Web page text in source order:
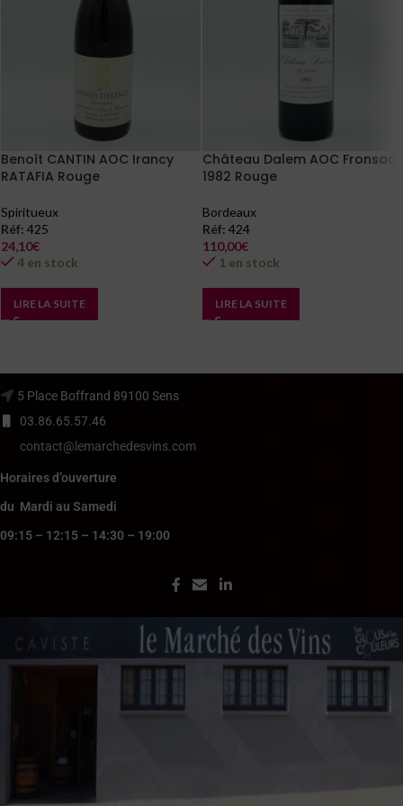
Benoît CANTIN AOC Irancy
RATAFIA Rouge
Spiritueux
Réf: 425
24,10€
4 en stock
LIRE LA SUITE
Château Dalem AOC Fronsac
1982 Rouge
Bordeaux
Réf: 424
110,00€
1 en stock
LIRE LA SUITE
5 Place Boffrand 89100 Sens
03.86.65.57.46
contact@lemarchedesvins.com
Horaires d’ouverture
du Mardi au Samedi
09:15 – 12:15 – 14:30 – 19:00